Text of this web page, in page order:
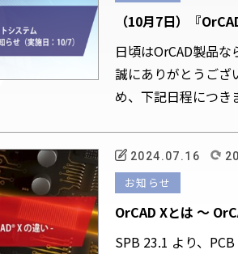
（10月7日）『
ナンスのお知らせ』
日頃はOrCAD製品
誠にありがとうござ
め、下記日程につ
2024.07.16
お知らせ
OrCAD Xとは ～
SPB 23.1 より、